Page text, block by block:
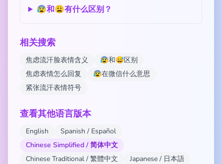
😰和😩有什么区别？
相关搜索
焦虑流汗脸表情含义
😰和😅区别
焦虑表情怎么回复
😰在微信什么意思
紧张流汗表情符号
查看其他语言版本
English
Spanish / Español
Chinese Simplified / 简体中文
Chinese Traditional / 繁體中文
Japanese / 日本語